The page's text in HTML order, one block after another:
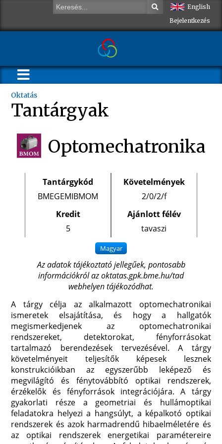
English
Bejelentkezés
Oktatás
Tantárgyak
Optomechatronika
Tantárgykód
BMEGEMIBMOM
Követelmények
2/0/2/f
Kredit
5
Ajánlott félév
tavaszi
Az adatok tájékoztató jellegűek, pontosabb
információkról azoktatas.gpk.bme.hu/tad
webhelyen tájékozódhat.
A tárgy célja az alkalmazott optomechatronikai
ismeretek elsajátítása, és hogy a hallgatók
megismerkedjenek az optomechatronikai
rendszereket, detektorokat, fényforrásokat
tartalmazó berendezések tervezésével. A tárgy
követelményeit teljesítők képesek lesznek
konstrukcióikban az egyszerűbb leképező és
megvilágító és fénytovábbító optikai rendszerek,
érzékelők és fényforrások integrációjára. A tárgy
gyakorlati része a geometriai és hullámoptikai
feladatokra helyezi a hangsúlyt, a képalkotó optikai
rendszerek és azok harmadrendű hibaelméletére és
az optikai rendszerek energetikai paramétereire